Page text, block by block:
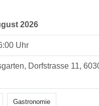
2026
Uhr
Dorfstrasse 11,
Gastronomie